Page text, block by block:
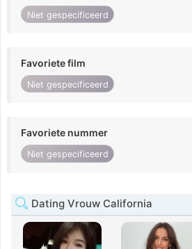
Niet gespecificeerd
Favoriete film
Niet gespecificeerd
Favoriete nummer
Niet gespecificeerd
Dating Vrouw California